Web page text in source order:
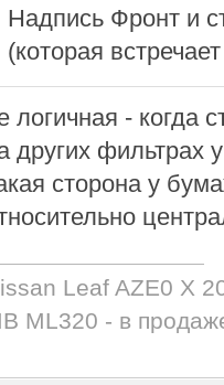
Надпись Фронт и
(которая
логичная - когда
других фильтрах
сторона у
Leaf AZE0 X
ML320 - в